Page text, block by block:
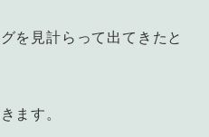
を見計らって出てきたと
ます。